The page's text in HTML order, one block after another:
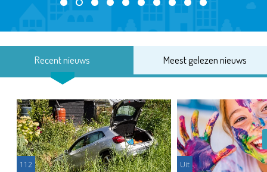
Recent nieuws Meest gelezen nieuws
112 Uit